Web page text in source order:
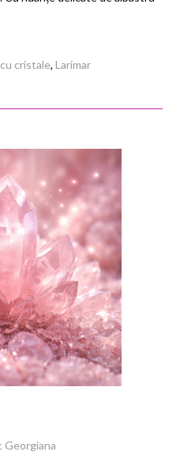
cristale, Larimar
Georgiana